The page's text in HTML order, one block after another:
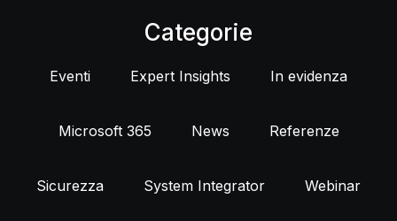
Categorie
Eventi Expert Insights In evidenza
Microsoft 365 News Referenze
Sicurezza System Integrator Webinar